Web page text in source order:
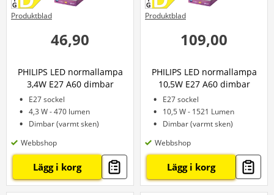
46,90
PHILIPS LED normallampa
3,4W E27 A60 dimbar
E27 sockel
4,3 W - 470 lumen
Dimbar (varmt sken)
Produktblad
Webbshop
Lägg i korg
109,00
PHILIPS LED normallampa
10,5W E27 A60 dimbar
E27 sockel
10,5 W - 1521 Lumen
Dimbar (varmt sken)
Produktblad
Webbshop
Lägg i korg